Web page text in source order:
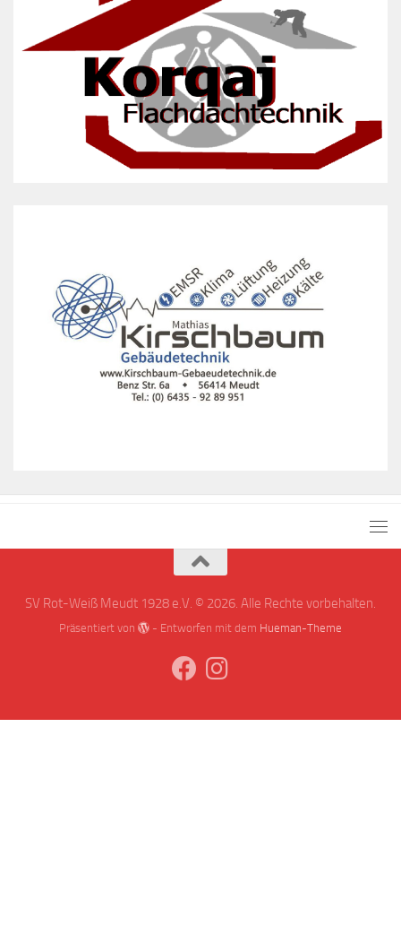
SV Rot-Weiß Meudt 1928 e.V. © 2026. Alle Rechte vorbehalten.
Präsentiert von - Entworfen mit dem Hueman-Theme